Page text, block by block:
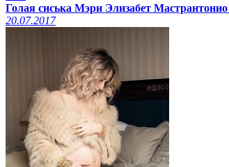
Голая сиська Мэри Элизабет
20.07.2017